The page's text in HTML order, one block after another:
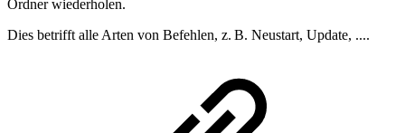
Ordner wiederholen.
Dies betrifft alle Arten von Befehlen, z. B. Neustart, Update, ....